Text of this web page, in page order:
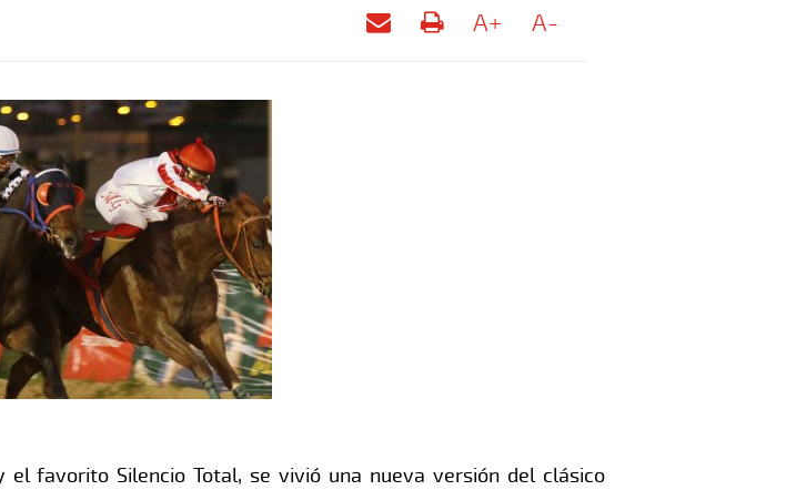
A+ A-
favorito Silencio Total, se vivió una nueva versión del clásico